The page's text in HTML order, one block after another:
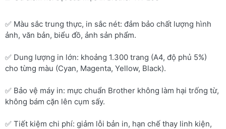
✅ Màu sắc trung thực, in sắc nét: đảm bảo chất lượng hình
ảnh, văn bản, biểu đồ, ảnh sản phẩm.
✅ Dung lượng in lớn: khoảng 1.300 trang (A4, độ phủ 5%)
cho từng màu (Cyan, Magenta, Yellow, Black).
✅ Bảo vệ máy in: mực chuẩn Brother không làm hại trống từ,
không bám cặn lên cụm sấy.
✅ Tiết kiệm chi phí: giảm lỗi bản in, hạn chế thay linh kiện,